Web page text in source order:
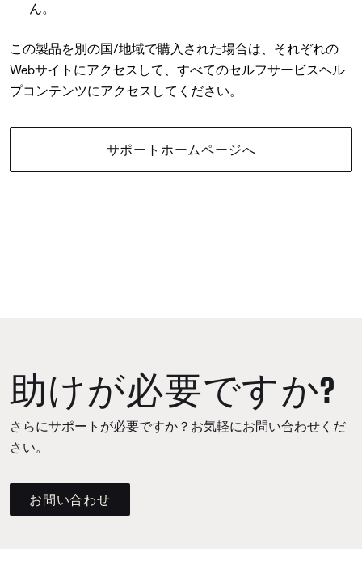
ん。
この製品を別の国/地域で購入された場合は、それぞれの
Webサイトにアクセスして、すべてのセルフサービスヘル
プコンテンツにアクセスしてください。
サポートホームページへ
助けが必要ですか?
さらにサポートが必要ですか？お気軽にお問い合わせくだ
さい。
お問い合わせ